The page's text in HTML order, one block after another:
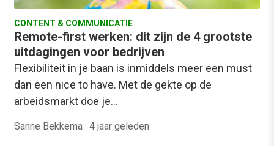
CONTENT & COMMUNICATIE
Remote-first werken: dit zijn de 4 grootste
uitdagingen voor bedrijven
Flexibiliteit in je baan is inmiddels meer een must
dan een nice to have. Met de gekte op de
arbeidsmarkt doe je…
Sanne Bekkema · 4 jaar geleden